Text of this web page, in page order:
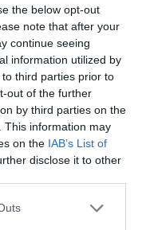
the below opt-out
note that after your
continue seeing
information utilized by
third parties prior to
out of the further
by third parties on the
This information may
on the IAB’s List of
disclose it to other
one or more Google
«αθόρυβα»
δεν είναι το